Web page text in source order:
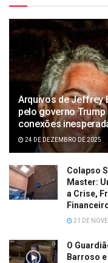
Arquivos de Jeffrey
pelo governo
conexões
24 DE DEZEMBRO DE 2025
Colapso
Master:
a Crise,
21 DE
O
Barroso